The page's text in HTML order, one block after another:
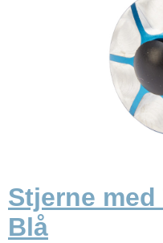
Stjerne med
Blå